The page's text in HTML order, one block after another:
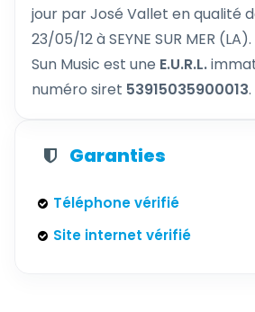
jour par José Vallet en qualité
23/05/12 à SEYNE SUR MER (LA).
Sun Music est une E.U.R.L.
numéro siret 53915035900013.
Garanties
Téléphone vérifié
Site internet vérifié